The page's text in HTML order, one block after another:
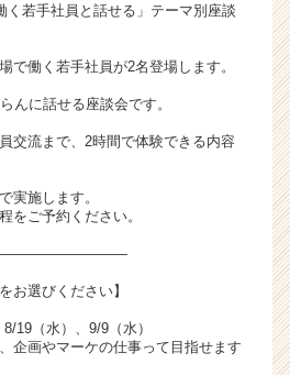
く若手社員と話せる」テーマ別座談
で働く若手社員が2名登場します。
んに話せる座談会です。
交流まで、2時間で体験できる内容
実施します。
をご予約ください。
お選びください】
19（水）、9/9（水）
企画やマーケの仕事って目指せます